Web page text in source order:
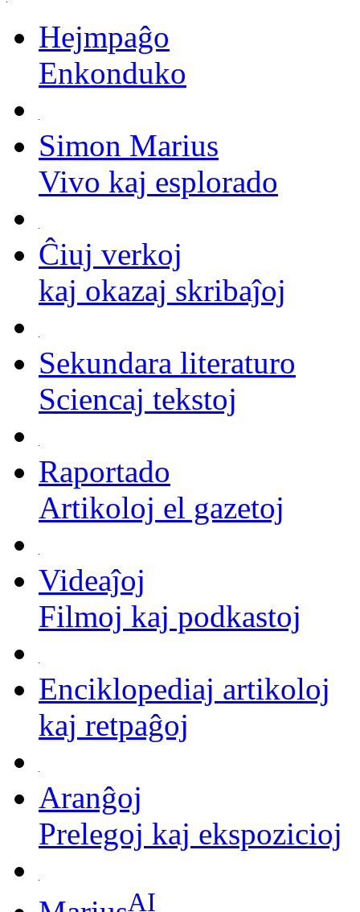
Hejmpaĝo
Enkonduko
Simon Marius
Vivo kaj esplorado
Ĉiuj verkoj
kaj okazaj skribaĵoj
Sekundara literaturo
Sciencaj tekstoj
Raportado
Artikoloj el gazetoj
Videaĵoj
Filmoj kaj podkastoj
Enciklopediaj artikoloj
kaj retpaĝoj
Aranĝoj
Prelegoj kaj ekspozicioj
AI